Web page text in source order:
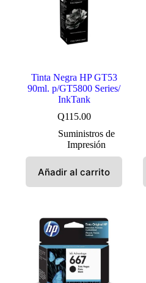
Tinta Negra HP GT53
90ml. p/GT5800 Series/
InkTank
Q115.00
Suministros de
Impresión
Añadir al carrito